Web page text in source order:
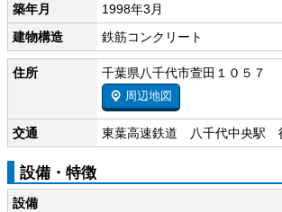
築年月
1998年3月
建物構造
鉄筋コンクリート
住所 千葉県八千代市萱田１０５７
周辺地図
交通 東葉高速鉄道 八千代中央駅
設備・特徴
設備